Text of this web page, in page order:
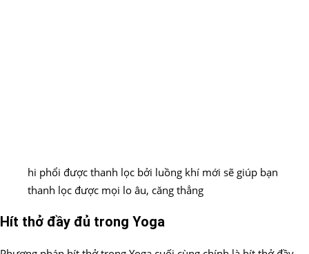
hi phổi được thanh lọc bởi luồng khí mới sẽ giúp bạn
thanh lọc được mọi lo âu, căng thẳng
Hít thở đầy đủ trong Yoga